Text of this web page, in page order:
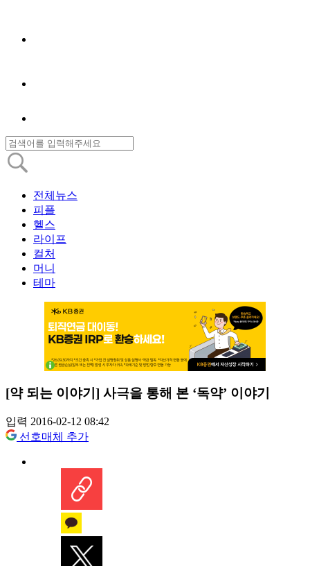
전체뉴스
피플
헬스
라이프
컬처
머니
테마
[약 되는 이야기] 사극을 통해 본 ‘독약’ 이야기
입력 2016-02-12 08:42
선호매체 추가